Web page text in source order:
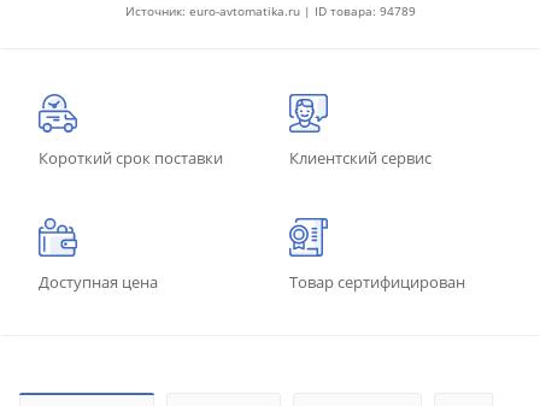
Источник: euro-avtomatika.ru | ID товара: 94789
Короткий срок поставки Клиентский сервис
Доступная цена Товар сертифицирован